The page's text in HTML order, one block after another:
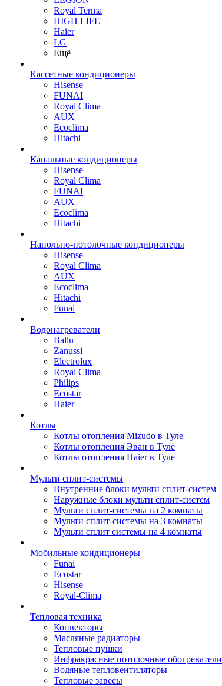
Royal Terma
HIGH LIFE
Haier
LG
Ещё
Кассетные кондиционеры
Hisense
FUNAI
Royal Clima
AUX
Ecoclima
Hitachi
Канальные кондиционеры
Hisense
Royal Clima
FUNAI
AUX
Ecoclima
Hitachi
Напольно-потолочные кондиционеры
Hisense
Royal Clima
AUX
Ecoclima
Hitachi
Funai
Водонагреватели
Ballu
Zanussi
Electrolux
Royal Clima
Philips
Ecostar
Haier
Котлы
Котлы отопления Mizudo в Туле
Котлы отопления Эван в Туле
Котлы отопления Haier в Туле
Мульти сплит-системы
Внутренние блоки мульти сплит-систем
Наружные блоки мульти сплит-систем
Мульти сплит-системы на 2 комнаты
Мульти сплит-системы на 3 комнаты
Мульти сплит системы на 4 комнаты
Мобильные кондиционеры
Funai
Ecostar
Hisense
Royal-Clima
Тепловая техника
Конвекторы
Масляные радиаторы
Тепловые пушки
Инфракрасные потолочные обогреватели
Водяные тепловентиляторы
Тепловые завесы